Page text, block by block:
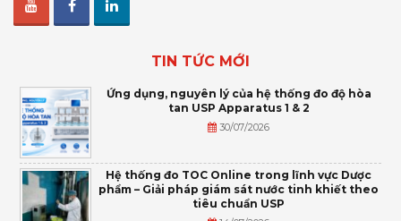
TIN TỨC MỚI
Ứng dụng, nguyên lý của hệ thống đo độ hòa
tan USP Apparatus 1 & 2
30/07/2026
Hệ thống đo TOC Online trong lĩnh vực Dược
phẩm – Giải pháp giám sát nước tinh khiết theo
tiêu chuẩn USP